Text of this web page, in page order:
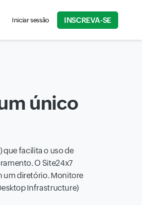
information, help articles, and
Iniciar sessão INSCREVA-SE
único
que facilita o uso de
O Site24x7
um diretório. Monitore
Infrastructure)